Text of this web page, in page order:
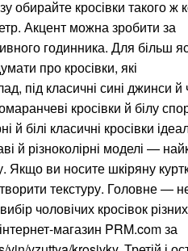
обирайте кросівки такого ж
Акцент можна зробити за
годинника. Для більш
про кросівки, які
під класичні сині джинси й
кросівки й білу
білі класичні кросівки
й різноколірні моделі —
Якщо ви носите шкіряну
текстуру. Головне —
чоловічих кросівок різних
магазин PRM.com за